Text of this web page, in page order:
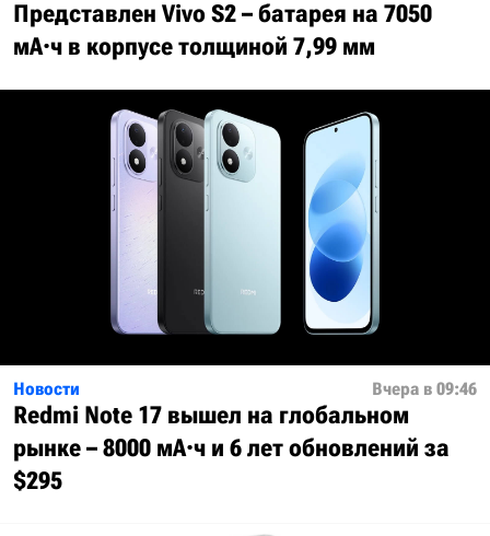
Представлен Vivo S2 – батарея на 7050
мА·ч в корпусе толщиной 7,99 мм
Новости Вчера в 09:46
Redmi Note 17 вышел на глобальном
рынке – 8000 мА·ч и 6 лет обновлений за
$295